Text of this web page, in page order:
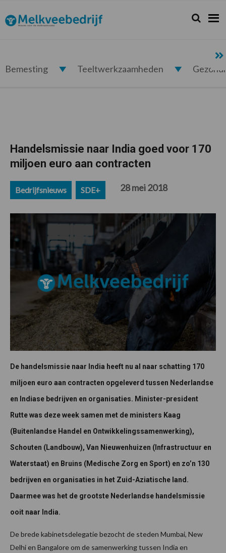
de
hoofdnavigatie
de
hoofd
de
eerste
de
voettekst
Melkveebedrijf.nl Zoeken...
Zoek
Bemesting Teeltwerkzaamheden
Handelsmissie naar India goed voor 170
miljoen euro aan contracten
Bedrijfsnieuws SDE+ 28 mei 2018
De handelsmissie naar India heeft nu al naar schatting 170
miljoen euro aan contracten opgeleverd tussen Nederlandse
en Indiase bedrijven en organisaties. Minister-president
Rutte was deze week samen met de ministers Kaag
(Buitenlandse Handel en Ontwikkelingssamenwerking),
Schouten (Landbouw), Van Nieuwenhuizen (Infrastructuur en
Waterstaat) en Bruins (Medische Zorg en Sport) en zo’n 130
bedrijven en organisaties in het Zuid-Aziatische land.
Daarmee was het de grootste Nederlandse handelsmissie
ooit naar India.
De brede kabinetsdelegatie bezocht de steden Mumbai, New
Delhi en Bangalore om de samenwerking tussen India en